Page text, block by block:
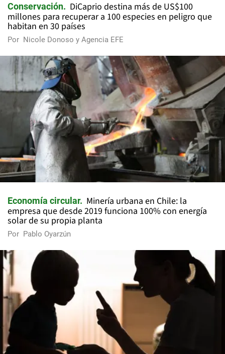
Conservación
DiCaprio destina más de US$100
millones para recuperar a 100 especies en peligro que
habitan en 30 países
Por Nicole Donoso y Agencia EFE
Economía circular
Minería urbana en Chile: la
empresa que desde 2019 funciona 100% con energía
solar de su propia planta
Por Pablo Oyarzún